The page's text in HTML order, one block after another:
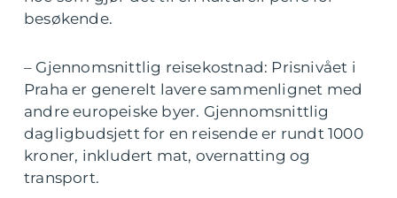
besøkende.
– Gjennomsnittlig reisekostnad: Prisnivået i
Praha er generelt lavere sammenlignet med
andre europeiske byer. Gjennomsnittlig
dagligbudsjett for en reisende er rundt 1000
kroner, inkludert mat, overnatting og
transport.